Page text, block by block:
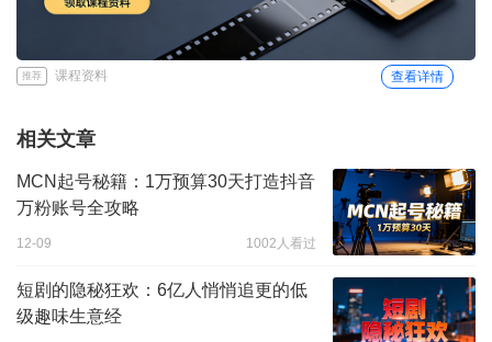
推荐 课程资料 查看详情
相关文章
MCN起号秘籍：1万预算30天打造抖音
万粉账号全攻略
12-09 1002人看过
短剧的隐秘狂欢：6亿人悄悄追更的低
级趣味生意经